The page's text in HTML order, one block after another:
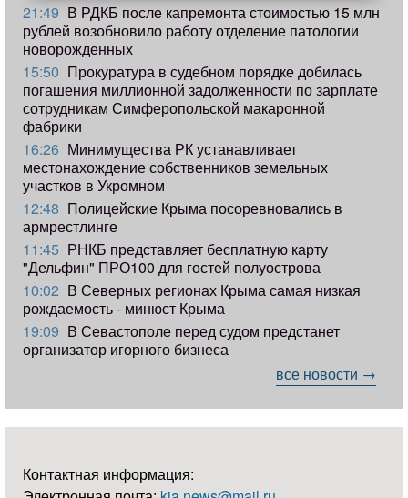
21:49 В РДКБ после капремонта стоимостью 15 млн
рублей возобновило работу отделение патологии
новорожденных
15:50 Прокуратура в судебном порядке добилась
погашения миллионной задолженности по зарплате
сотрудникам Симферопольской макаронной
фабрики
16:26 Минимущества РК устанавливает
местонахождение собственников земельных
участков в Укромном
12:48 Полицейские Крыма посоревновались в
армрестлинге
11:45 РНКБ представляет бесплатную карту
"Дельфин" ПРО100 для гостей полуострова
10:02 В Северных регионах Крыма самая низкая
рождаемость - минюст Крыма
19:09 В Севастополе перед судом предстанет
организатор игорного бизнеса
все новости →
Контактная информация: